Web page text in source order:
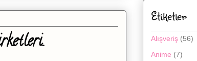
Etiketler
Alışveriş (56)
Anime (7)